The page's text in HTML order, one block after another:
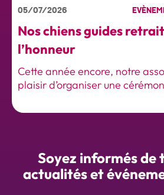
Nos chiens guides
l’honneur
Cette année encore, notre
plaisir d’organiser une
05/07/2026
Soyez informés de
actualités et